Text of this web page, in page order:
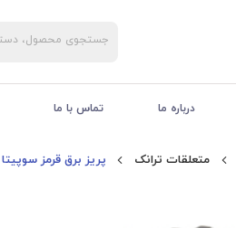
درباره ما تماس با ما
متعلقات ترانک پریز برق قرمز سوپیتا